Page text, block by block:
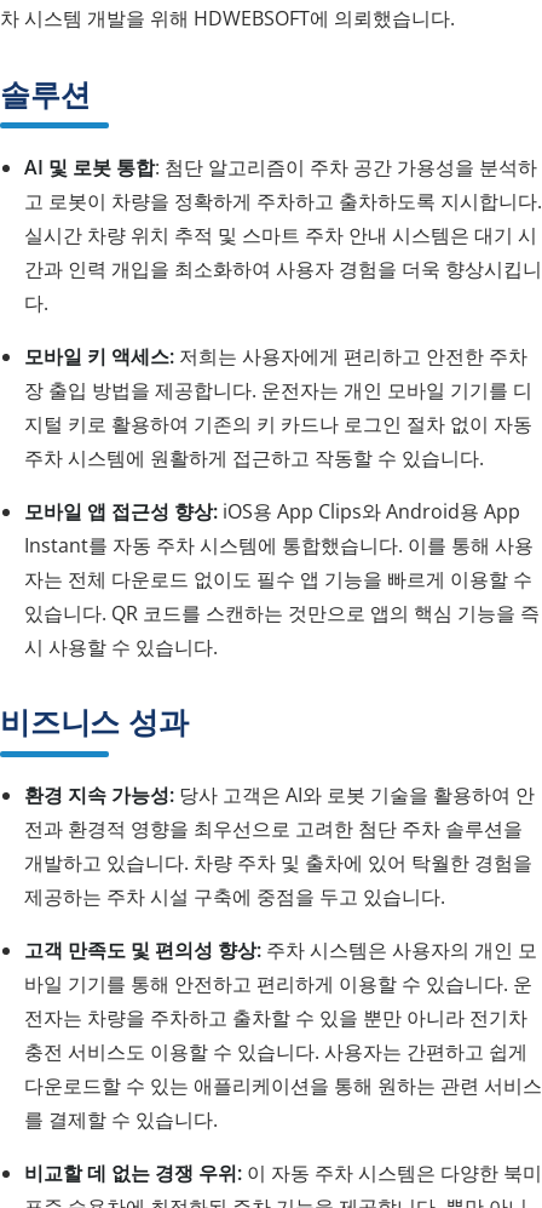
차 시스템 개발을 위해 HDWEBSOFT에 의뢰했습니다.
솔루션
AI 및 로봇 통합: 첨단 알고리즘이 주차 공간 가용성을 분석하
고 로봇이 차량을 정확하게 주차하고 출차하도록 지시합니다.
실시간 차량 위치 추적 및 스마트 주차 안내 시스템은 대기 시
간과 인력 개입을 최소화하여 사용자 경험을 더욱 향상시킵니
다.
모바일 키 액세스: 저희는 사용자에게 편리하고 안전한 주차
장 출입 방법을 제공합니다. 운전자는 개인 모바일 기기를 디
지털 키로 활용하여 기존의 키 카드나 로그인 절차 없이 자동
주차 시스템에 원활하게 접근하고 작동할 수 있습니다.
모바일 앱 접근성 향상: iOS용 App Clips와 Android용 App
Instant를 자동 주차 시스템에 통합했습니다. 이를 통해 사용
자는 전체 다운로드 없이도 필수 앱 기능을 빠르게 이용할 수
있습니다. QR 코드를 스캔하는 것만으로 앱의 핵심 기능을 즉
시 사용할 수 있습니다.
비즈니스 성과
환경 지속 가능성: 당사 고객은 AI와 로봇 기술을 활용하여 안
전과 환경적 영향을 최우선으로 고려한 첨단 주차 솔루션을
개발하고 있습니다. 차량 주차 및 출차에 있어 탁월한 경험을
제공하는 주차 시설 구축에 중점을 두고 있습니다.
고객 만족도 및 편의성 향상: 주차 시스템은 사용자의 개인 모
바일 기기를 통해 안전하고 편리하게 이용할 수 있습니다. 운
전자는 차량을 주차하고 출차할 수 있을 뿐만 아니라 전기차
충전 서비스도 이용할 수 있습니다. 사용자는 간편하고 쉽게
다운로드할 수 있는 애플리케이션을 통해 원하는 관련 서비스
를 결제할 수 있습니다.
비교할 데 없는 경쟁 우위: 이 자동 주차 시스템은 다양한 북미